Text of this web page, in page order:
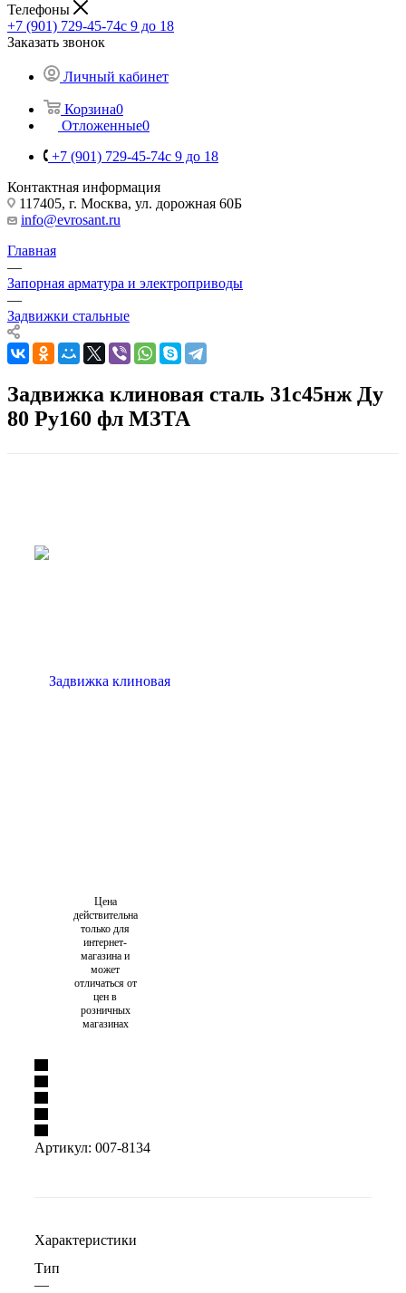
Телефоны
+7 (901) 729-45-74c 9 до 18
Заказать звонок
Личный кабинет
Корзина0
Отложенные0
+7 (901) 729-45-74c 9 до 18
Контактная информация
117405, г. Москва, ул. дорожная 60Б
info@evrosant.ru
Главная
—
Запорная арматура и электроприводы
—
Задвижки стальные
Задвижка клиновая сталь 31с45нж Ду
80 Ру160 фл МЗТА
Цена
действительна
только для
интернет-
магазина и
может
отличаться от
цен в
розничных
магазинах
Артикул: 007-8134
Характеристики
Тип
—